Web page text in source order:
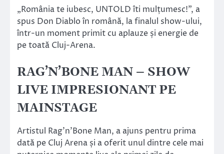
„România te iubesc, UNTOLD îti mulțumesc!”, a
spus Don Diablo în română, la finalul show-ului,
într-un moment primit cu aplauze și energie de
pe toată Cluj-Arena.
RAG’N’BONE MAN – SHOW
LIVE IMPRESIONANT PE
MAINSTAGE
Artistul Rag’n’Bone Man, a ajuns pentru prima
dată pe Cluj Arena și a oferit unul dintre cele mai